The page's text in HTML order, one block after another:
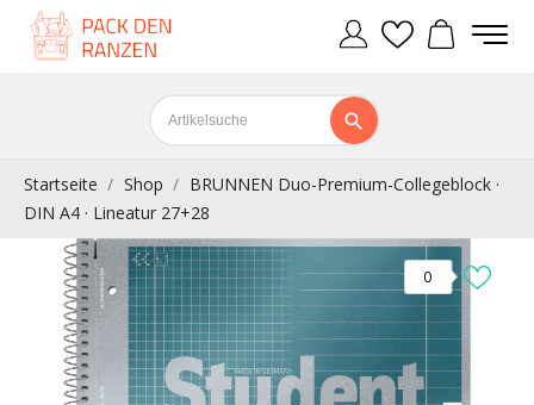
Startseite Shop
BRUNNEN Duo-Premium-Collegeblock ·
DIN A4 · Lineatur 27+28
0